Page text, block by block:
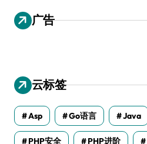
广告
云标签
Asp Go语言 Java
PHP安全 PHP进阶